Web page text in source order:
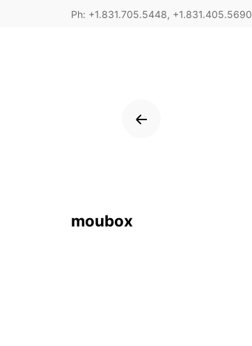
Ph: +1.831.705.5448, +1.831.405.5690
moubox